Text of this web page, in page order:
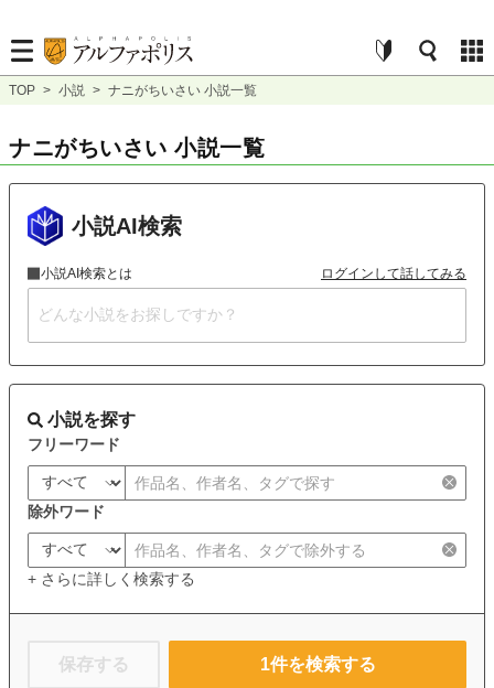
TOP > 小説 > ナニがちいさい 小説一覧
ナニがちいさい 小説一覧
小説AI検索
小説AI検索とは ログインして話してみる
小説を探す
フリーワード
除外ワード
+ さらに詳しく検索する
保存する 1件を検索する